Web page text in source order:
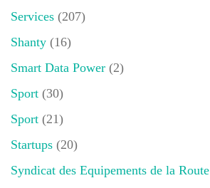
Services (207)
Shanty (16)
Smart Data Power (2)
Sport (30)
Sport (21)
Startups (20)
Syndicat des Equipements de la Route